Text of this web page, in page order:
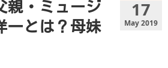
17
May 2019
親・ミュージ
一とは？母妹